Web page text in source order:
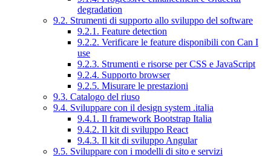
degradation
9.2. Strumenti di supporto allo sviluppo del software
9.2.1. Feature detection
9.2.2. Verificare le feature disponibili con Can I
use
9.2.3. Strumenti e risorse per CSS e JavaScript
9.2.4. Supporto browser
9.2.5. Misurare le prestazioni
9.3. Catalogo del riuso
9.4. Sviluppare con il design system .italia
9.4.1. Il framework Bootstrap Italia
9.4.2. Il kit di sviluppo React
9.4.3. Il kit di sviluppo Angular
9.5. Sviluppare con i modelli di sito e servizi